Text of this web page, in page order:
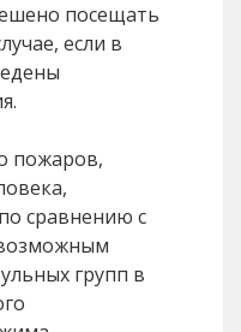
посещать
если в
пожаров,
сравнению с
групп в